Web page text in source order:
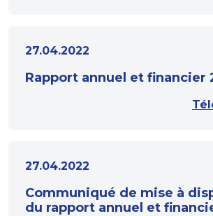
27.04.2022
Rapport annuel et financier
27.04.2022
Communiqué de mise à
du rapport annuel et